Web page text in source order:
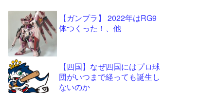
【ガンプラ】 2022年はRG9
体つくった！、他
【四国】なぜ四国にはプロ球
団がいつまで経っても誕生し
ないのか